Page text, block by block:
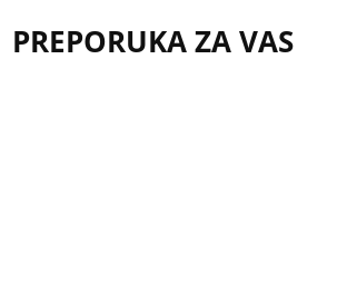
PREPORUKA ZA VAS